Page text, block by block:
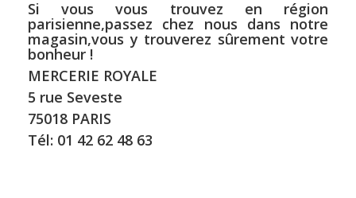
Si vous vous trouvez en région
parisienne,passez chez nous dans notre
magasin,vous y trouverez sûrement votre
bonheur !
MERCERIE ROYALE
5 rue Seveste
75018 PARIS
Tél: 01 42 62 48 63